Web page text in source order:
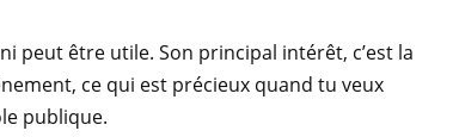
peut être utile. Son principal intérêt, c’est la
ce qui est précieux quand tu veux
publique.